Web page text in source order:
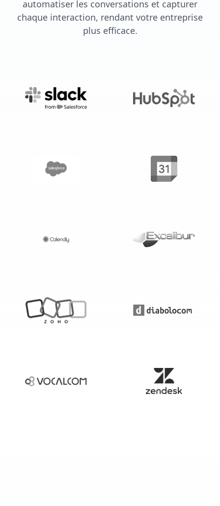
automatiser les conversations et capturer
chaque interaction, rendant votre entreprise
plus efficace.